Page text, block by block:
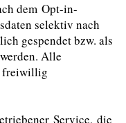
dem Opt-in-
selektiv nach
gespendet bzw. als
Alle
freiwillig
Service, die